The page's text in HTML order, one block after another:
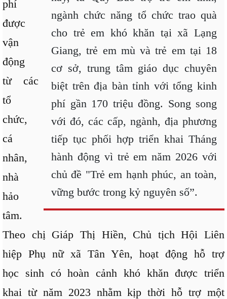
ngành chức năng tổ chức trao quà
cho trẻ em khó khăn tại xã Lạng
Giang, trẻ em mù và trẻ em tại 18
cơ sở, trung tâm giáo dục chuyên
biệt trên địa bàn tỉnh với tổng kinh
phí gần 170 triệu đồng. Song song
với đó, các cấp, ngành, địa phương
tiếp tục phối hợp triển khai Tháng
hành động vì trẻ em năm 2026 với
chủ đề "Trẻ em hạnh phúc, an toàn,
vững bước trong kỷ nguyên số”.
phí
được
vận
động
từ các
tổ
chức,
cá
nhân,
nhà
hảo
tâm.
Theo chị Giáp Thị Hiền, Chủ tịch Hội Liên
hiệp Phụ nữ xã Tân Yên, hoạt động hỗ trợ
học sinh có hoàn cảnh khó khăn được triển
khai từ năm 2023 nhằm kịp thời hỗ trợ một